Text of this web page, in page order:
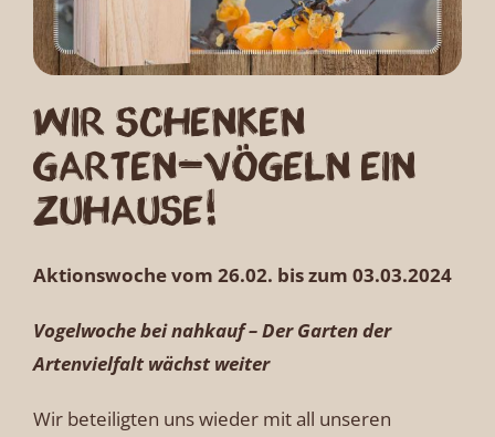
Wir schenken
Garten-Vögeln ein
Zuhause!
Aktionswoche vom 26.02. bis zum 03.03.2024
Vogelwoche bei nahkauf – Der Garten der
Artenvielfalt wächst weiter
Wir beteiligten uns wieder mit all unseren